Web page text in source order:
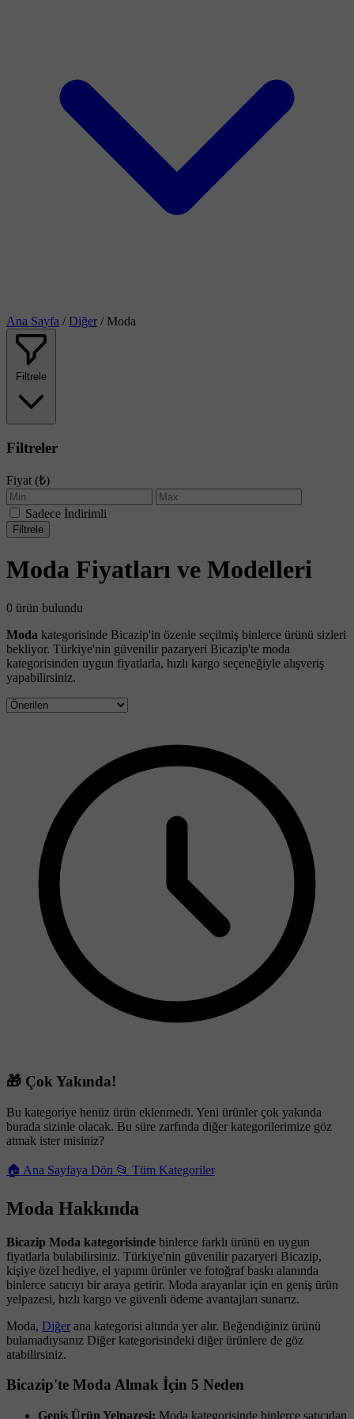
Ana Sayfa / Diğer / Moda
Filtrele
Filtreler
Fiyat (₺)
Sadece İndirimli
Filtrele
Moda Fiyatları ve Modelleri
0 ürün bulundu
Moda kategorisinde Bicazip'in özenle seçilmiş binlerce ürünü sizleri
bekliyor. Türkiye'nin güvenilir pazaryeri Bicazip'te moda
kategorisinden uygun fiyatlarla, hızlı kargo seçeneğiyle alışveriş
yapabilirsiniz.
🎁 Çok Yakında!
Bu kategoriye henüz ürün eklenmedi. Yeni ürünler çok yakında
burada sizinle olacak. Bu süre zarfında diğer kategorilerimize göz
atmak ister misiniz?
🏠 Ana Sayfaya Dön 📂 Tüm Kategoriler
Moda Hakkında
Bicazip Moda kategorisinde binlerce farklı ürünü en uygun
fiyatlarla bulabilirsiniz. Türkiye'nin güvenilir pazaryeri Bicazip,
kişiye özel hediye, el yapımı ürünler ve fotoğraf baskı alanında
binlerce satıcıyı bir araya getirir. Moda arayanlar için en geniş ürün
yelpazesi, hızlı kargo ve güvenli ödeme avantajları sunarız.
Moda, Diğer ana kategorisi altında yer alır. Beğendiğiniz ürünü
bulamadıysanız Diğer kategorisindeki diğer ürünlere de göz
atabilirsiniz.
Bicazip'te Moda Almak İçin 5 Neden
Geniş Ürün Yelpazesi: Moda kategorisinde binlerce satıcıdan